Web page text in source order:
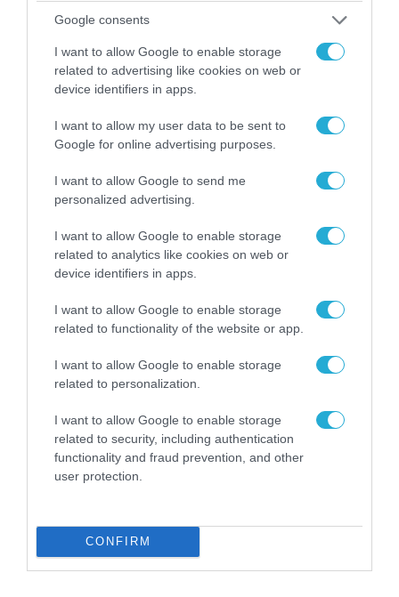
Google consents
I want to allow Google to enable storage
related to advertising like cookies on web or
device identifiers in apps.
I want to allow my user data to be sent to
Google for online advertising purposes.
I want to allow Google to send me
personalized advertising.
I want to allow Google to enable storage
related to analytics like cookies on web or
device identifiers in apps.
I want to allow Google to enable storage
related to functionality of the website or app.
I want to allow Google to enable storage
related to personalization.
I want to allow Google to enable storage
related to security, including authentication
functionality and fraud prevention, and other
user protection.
CONFIRM
προκάλεσε διεθνές σοκ – Δείτε βίντεο
06.08.2026 | 09:02
ΗΠΑ: Το τελευταίο μήνυμα της μητέρας στον
πρώην σύζυγό της πριν από τη δολοφονία των
4 παιδιών τους – «Έχουν ίωση»